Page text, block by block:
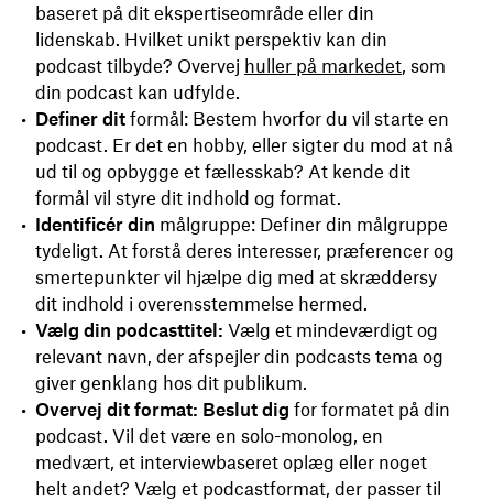
baseret på dit ekspertiseområde eller din
lidenskab. Hvilket unikt perspektiv kan din
podcast tilbyde? Overvej huller på markedet, som
din podcast kan udfylde.
Definer dit formål: Bestem hvorfor du vil starte en
podcast. Er det en hobby, eller sigter du mod at nå
ud til og opbygge et fællesskab? At kende dit
formål vil styre dit indhold og format.
Identificér din målgruppe: Definer din målgruppe
tydeligt. At forstå deres interesser, præferencer og
smertepunkter vil hjælpe dig med at skræddersy
dit indhold i overensstemmelse hermed.
Vælg din podcasttitel: Vælg et mindeværdigt og
relevant navn, der afspejler din podcasts tema og
giver genklang hos dit publikum.
Overvej dit format: Beslut dig for formatet på din
podcast. Vil det være en solo-monolog, en
medvært, et interviewbaseret oplæg eller noget
helt andet? Vælg et podcastformat, der passer til